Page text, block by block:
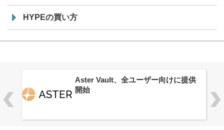
HYPEの買い方
Aster Vault、全ユーザー向けに提供
開始